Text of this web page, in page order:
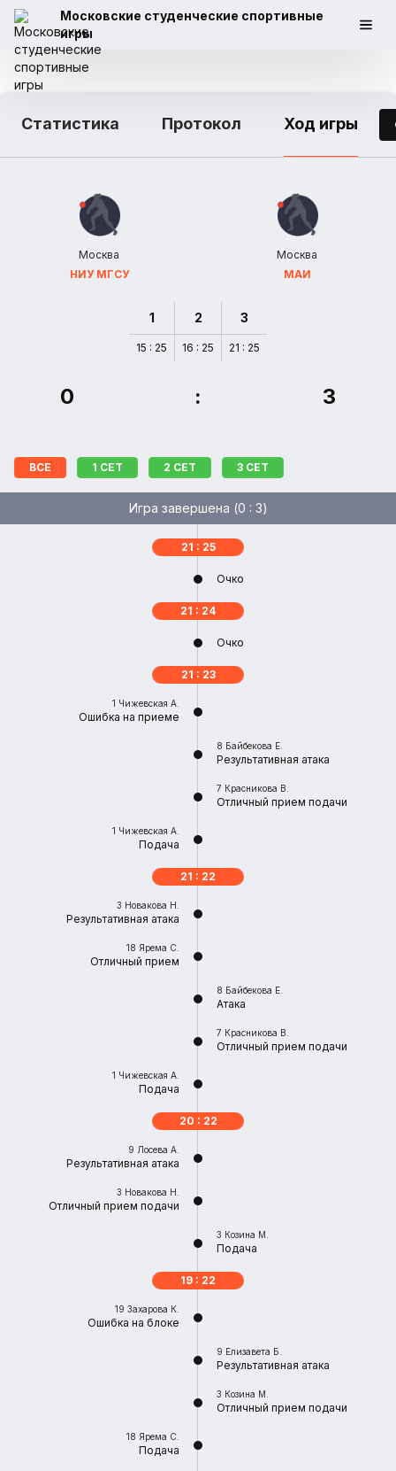
Московские студенческие спортивные
игры
Статистика Протокол Ход игры
Москва
НИУ МГСУ
Москва
МАИ
1
15 : 25
2
16 : 25
3
21 : 25
0 : 3
ВСЕ 1 CЕТ 2 CЕТ 3 CЕТ
Игра завершена (0 : 3)
21 : 25
Очко
21 : 24
Очко
21 : 23
1 Чижевская А.
Ошибка на приеме
8 Байбекова Е.
Результативная атака
7 Красникова В.
Отличный прием подачи
1 Чижевская А.
Подача
21 : 22
3 Новакова Н.
Результативная атака
18 Ярема С.
Отличный прием
8 Байбекова Е.
Атака
7 Красникова В.
Отличный прием подачи
1 Чижевская А.
Подача
20 : 22
9 Лосева А.
Результативная атака
3 Новакова Н.
Отличный прием подачи
3 Козина М.
Подача
19 : 22
19 Захарова К.
Ошибка на блоке
9 Елизавета Б.
Результативная атака
3 Козина М.
Отличный прием подачи
18 Ярема С.
Подача